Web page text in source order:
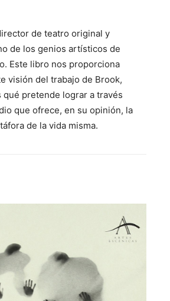
de teatro original y
de los genios artísticos de
Este libro nos proporciona
visión del trabajo de Brook,
qué pretende lograr a través
que ofrece, en su opinión, la
de la vida misma.